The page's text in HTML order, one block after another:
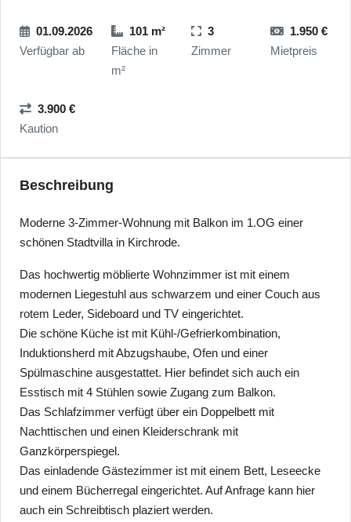
01.09.2026
Verfügbar ab
101 m²
Fläche in
m²
3
Zimmer
1.950 €
Mietpreis
3.900 €
Kaution
Beschreibung
Moderne 3-Zimmer-Wohnung mit Balkon im 1.OG einer
schönen Stadtvilla in Kirchrode.
Das hochwertig möblierte Wohnzimmer ist mit einem
modernen Liegestuhl aus schwarzem und einer Couch aus
rotem Leder, Sideboard und TV eingerichtet.
Die schöne Küche ist mit Kühl-/Gefrierkombination,
Induktionsherd mit Abzugshaube, Ofen und einer
Spülmaschine ausgestattet. Hier befindet sich auch ein
Esstisch mit 4 Stühlen sowie Zugang zum Balkon.
Das Schlafzimmer verfügt über ein Doppelbett mit
Nachttischen und einen Kleiderschrank mit
Ganzkörperspiegel.
Das einladende Gästezimmer ist mit einem Bett, Leseecke
und einem Bücherregal eingerichtet. Auf Anfrage kann hier
auch ein Schreibtisch plaziert werden.